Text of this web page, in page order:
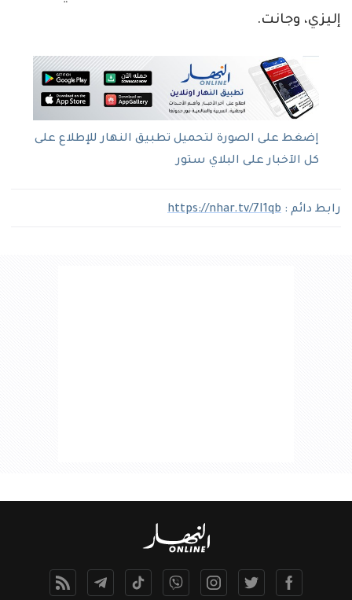
إليزي، وجانت.
إضغط على الصورة لتحميل تطبيق النهار للإطلاع على
كل الآخبار على البلاي ستور
رابط دائم : https://nhar.tv/7I1qb